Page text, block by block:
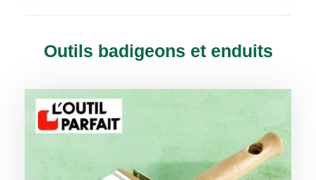
Outils badigeons et enduits